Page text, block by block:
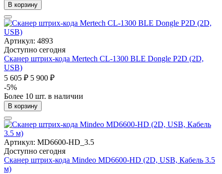
В корзину
Артикул: 4893
Доступно сегодня
Сканер штрих-кода Mertech CL-1300 BLE Dongle P2D (2D,
USB)
5 605 ₽ 5 900 ₽
-5%
Более 10 шт. в наличии
В корзину
Артикул: MD6600-HD_3.5
Доступно сегодня
Сканер штрих-кода Mindeo MD6600-HD (2D, USB, Кабель 3.5
м)